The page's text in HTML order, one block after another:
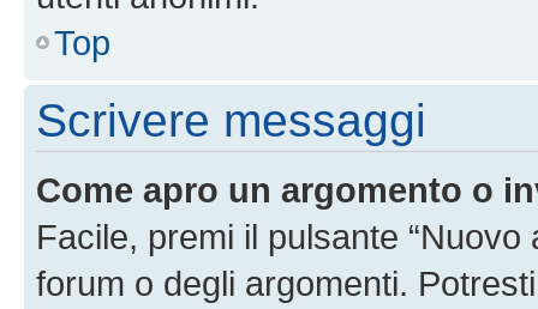
Top
Scrivere messaggi
Come apro un argomento o
Facile, premi il pulsante
forum o degli argomenti.